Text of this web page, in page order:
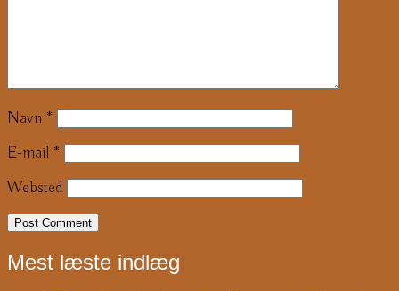
Navn *
E-mail *
Websted
Mest læste indlæg